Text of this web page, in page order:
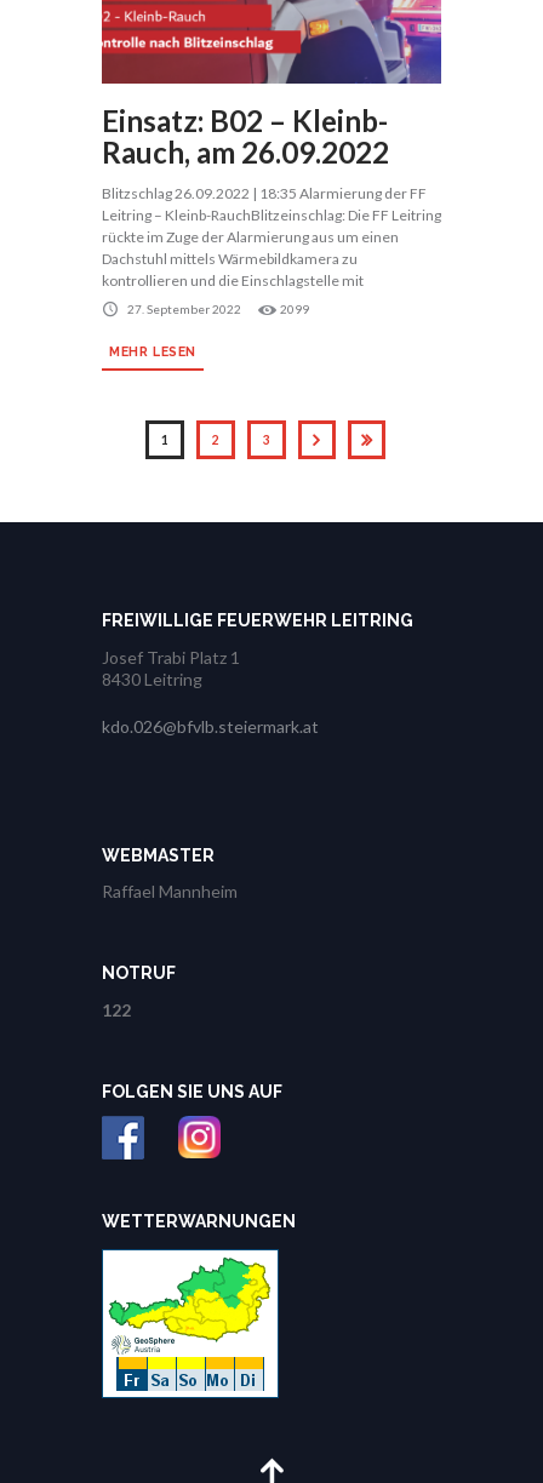
Einsatz: B02 – Kleinb-
Rauch, am 26.09.2022
Blitzschlag 26.09.2022 | 18:35 Alarmierung der FF
Leitring – Kleinb-RauchBlitzeinschlag: Die FF Leitring
rückte im Zuge der Alarmierung aus um einen
Dachstuhl mittels Wärmebildkamera zu
kontrollieren und die Einschlagstelle mit
27. September 2022 2099
MEHR LESEN
1 2 3
FREIWILLIGE FEUERWEHR LEITRING
Josef Trabi Platz 1
8430 Leitring
kdo.026@bfvlb.steiermark.at
WEBMASTER
Raffael Mannheim
NOTRUF
122
FOLGEN SIE UNS AUF
WETTERWARNUNGEN